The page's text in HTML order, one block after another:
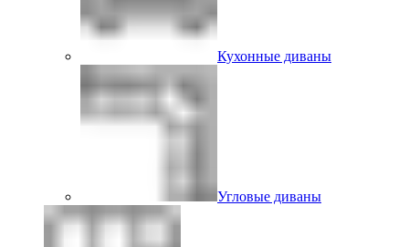
Кухонные диваны
Угловые диваны